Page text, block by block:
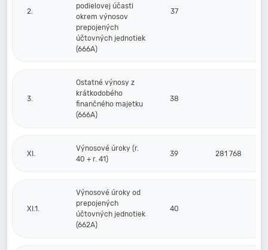
2.
podielovej účasti
okrem výnosov
prepojených
účtovných jednotiek
(666A)
37
3.
Ostatné výnosy z
krátkodobého
finančného majetku
(666A)
38
XI.
Výnosové úroky (r.
40 + r. 41)
39 281 768
XI.1.
Výnosové úroky od
prepojených
účtovných jednotiek
(662A)
40